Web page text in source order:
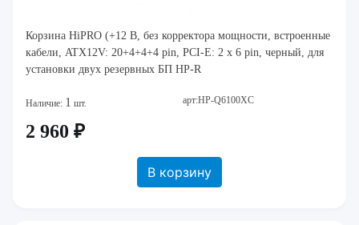
Корзина HiPRO (+12 В, без корректора мощности, встроенные
кабели, ATX12V: 20+4+4+4 pin, PCI-E: 2 x 6 pin, черный, для
установки двух резервных БП HP-R
Наличие: 1 шт. арт:HP-Q6100XC
2 960 ₽
В корзину